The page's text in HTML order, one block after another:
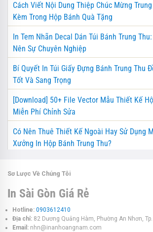
Cách Viết Nội Dung Thiệp Chúc Mừng
Kèm Trong Hộp Bánh Quà Tặng
In Tem Nhãn Decal Dán Túi Bánh Trung
Nên Sự Chuyên Nghiệp
Bí Quyết In Túi Giấy Đựng Bánh Trung Thu
Tốt Và Sang Trọng
[Download] 50+ File Vector Mẫu Thiết Kế
Miễn Phí Chỉnh Sửa
Có Nên Thuê Thiết Kế Ngoài Hay Sử Dụng
Xưởng In Hộp Bánh Trung Thu?
Sơ Lược Về Chúng Tôi
In Sài Gòn Giá Rẻ
Hotline: 0903612410
Địa chỉ: 82 Dương Quảng Hàm, Phường An Nhơn, Tp.
Email: nhn@inanhoangnam.com